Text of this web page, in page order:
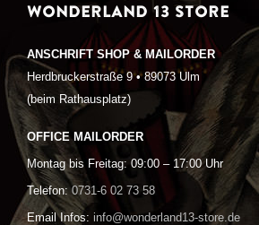
WONDERLAND 13 STORE
ANSCHRIFT SHOP & MAILORDER
Herdbruckerstraße 9 • 89073 Ulm
(beim Rathausplatz)
OFFICE MAILORDER
Montag bis Freitag: 09:00 – 17:00 Uhr
Telefon: 0731-6 02 73 58
Email Infos: info@wonderland13-store.de